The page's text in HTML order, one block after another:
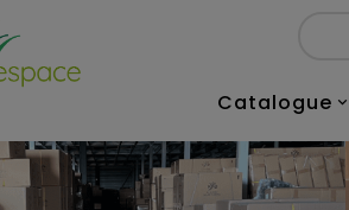

Catalogue